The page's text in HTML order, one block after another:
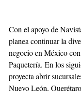
Con el apoyo de
planea continuar la
negocio en México
Paquetería. En los
proyecta abrir
Nuevo León,